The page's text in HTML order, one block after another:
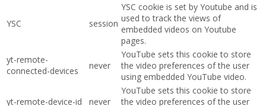
YSC session
YSC cookie is set by Youtube and is
used to track the views of
embedded videos on Youtube
pages.
yt-remote-
connected-devices
never
YouTube sets this cookie to store
the video preferences of the user
using embedded YouTube video.
yt-remote-device-id never
YouTube sets this cookie to store
the video preferences of the user